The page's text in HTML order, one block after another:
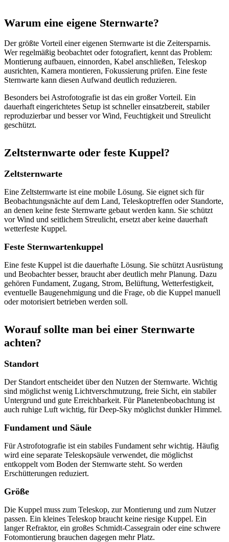
Warum eine eigene Sternwarte?
Der größte Vorteil einer eigenen Sternwarte ist die Zeitersparnis.
Wer regelmäßig beobachtet oder fotografiert, kennt das Problem:
Montierung aufbauen, einnorden, Kabel anschließen, Teleskop
ausrichten, Kamera montieren, Fokussierung prüfen. Eine feste
Sternwarte kann diesen Aufwand deutlich reduzieren.
Besonders bei Astrofotografie ist das ein großer Vorteil. Ein
dauerhaft eingerichtetes Setup ist schneller einsatzbereit, stabiler
reproduzierbar und besser vor Wind, Feuchtigkeit und Streulicht
geschützt.
Zeltsternwarte oder feste Kuppel?
Zeltsternwarte
Eine Zeltsternwarte ist eine mobile Lösung. Sie eignet sich für
Beobachtungsnächte auf dem Land, Teleskoptreffen oder Standorte,
an denen keine feste Sternwarte gebaut werden kann. Sie schützt
vor Wind und seitlichem Streulicht, ersetzt aber keine dauerhaft
wetterfeste Kuppel.
Feste Sternwartenkuppel
Eine feste Kuppel ist die dauerhafte Lösung. Sie schützt Ausrüstung
und Beobachter besser, braucht aber deutlich mehr Planung. Dazu
gehören Fundament, Zugang, Strom, Belüftung, Wetterfestigkeit,
eventuelle Baugenehmigung und die Frage, ob die Kuppel manuell
oder motorisiert betrieben werden soll.
Worauf sollte man bei einer Sternwarte
achten?
Standort
Der Standort entscheidet über den Nutzen der Sternwarte. Wichtig
sind möglichst wenig Lichtverschmutzung, freie Sicht, ein stabiler
Untergrund und gute Erreichbarkeit. Für Planetenbeobachtung ist
auch ruhige Luft wichtig, für Deep-Sky möglichst dunkler Himmel.
Fundament und Säule
Für Astrofotografie ist ein stabiles Fundament sehr wichtig. Häufig
wird eine separate Teleskopsäule verwendet, die möglichst
entkoppelt vom Boden der Sternwarte steht. So werden
Erschütterungen reduziert.
Größe
Die Kuppel muss zum Teleskop, zur Montierung und zum Nutzer
passen. Ein kleines Teleskop braucht keine riesige Kuppel. Ein
langer Refraktor, ein großes Schmidt-Cassegrain oder eine schwere
Fotomontierung brauchen dagegen mehr Platz.